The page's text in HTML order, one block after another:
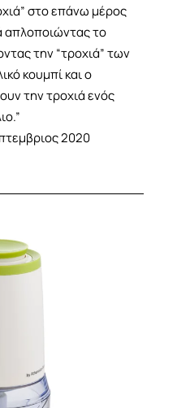
στο επάνω μέρος
απλοποιώντας το
την “τροχιά” των
κουμπί και ο
την τροχιά ενός
2020